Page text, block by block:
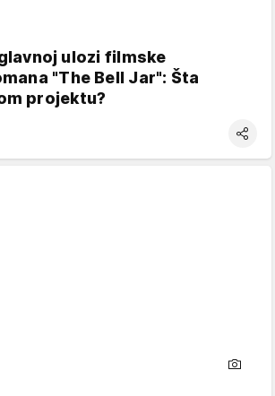
ulozi filmske
"The Bell Jar": Šta
projektu?